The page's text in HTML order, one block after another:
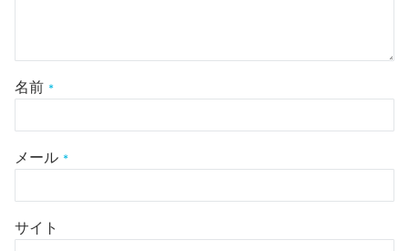
名前 *
メール *
サイト